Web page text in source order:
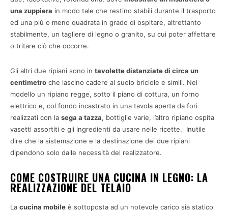
una zuppiera in modo tale che restino stabili durante il trasporto
ed una più o meno quadrata in grado di ospitare, altrettanto
stabilmente, un tagliere di legno o granito, su cui poter affettare
o tritare ciò che occorre.
Gli altri due ripiani sono in tavolette distanziate di circa un
centimetro che lascino cadere al suolo briciole e simili. Nel
modello un ripiano regge, sotto il piano di cottura, un forno
elettrico e, col fondo incastrato in una tavola aperta da fori
realizzati con la sega a tazza, bottiglie varie, l’altro ripiano ospita
vasetti assortiti e gli ingredienti da usare nelle ricette. Inutile
dire che la sistemazione e la destinazione dei due ripiani
dipendono solo dalle necessità del realizzatore.
COME COSTRUIRE UNA CUCINA IN LEGNO: LA
REALIZZAZIONE DEL TELAIO
La cucina mobile è sottoposta ad un notevole carico sia statico